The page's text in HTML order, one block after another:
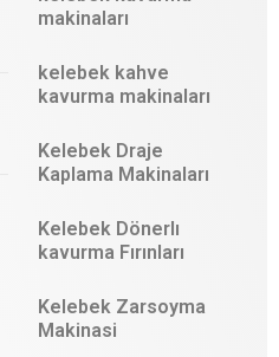
makinaları
kelebek kahve
kavurma makinaları
Kelebek Draje
Kaplama Makinaları
Kelebek Dönerlı
kavurma Fırınları
Kelebek Zarsoyma
Makinasi